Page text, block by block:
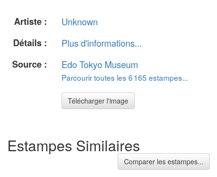
Artiste :
Unknown
Détails :
Plus d'informations...
Source :
Edo Tokyo Museum
Parcourir toutes les 6 165 estampes...
Télécharger l'image
Estampes Similaires
Comparer les estampes...